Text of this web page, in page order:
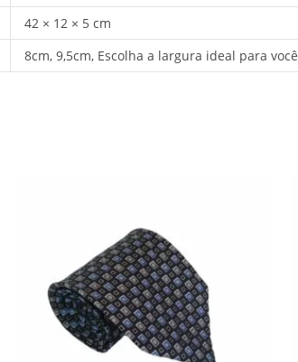
42 × 12 × 5 cm
8cm, 9,5cm, Escolha a largura ideal para você